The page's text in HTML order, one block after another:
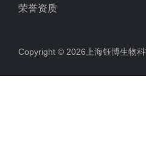
荣誉资质
Copyright © 2026上海钰博生物